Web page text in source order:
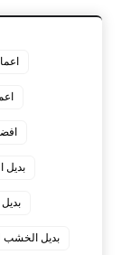
بديل
بديل الخشب